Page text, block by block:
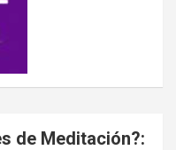
de Meditación?: